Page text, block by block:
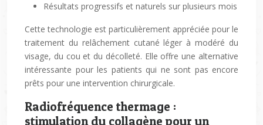
Résultats progressifs et naturels sur plusieurs mois
Cette technologie est particulièrement appréciée pour le
traitement du relâchement cutané léger à modéré du
visage, du cou et du décolleté. Elle offre une alternative
intéressante pour les patients qui ne sont pas encore
prêts pour une intervention chirurgicale.
Radiofréquence thermage :
stimulation du collagène pour un